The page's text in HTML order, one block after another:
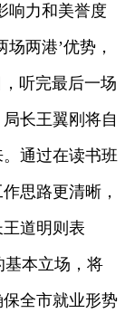
响力和美誉度
两港’优势，
听完最后一场
长王翼刚将自
通过在读书班
思路更清晰，
道明则表
基本立场，将
全市就业形势